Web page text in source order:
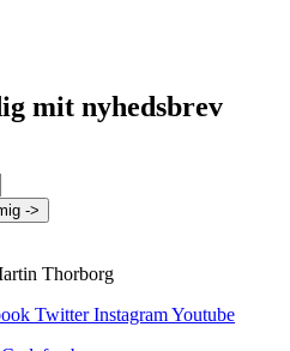
mit nyhedsbrev
->
Thorborg
Twitter InstagramYoutube